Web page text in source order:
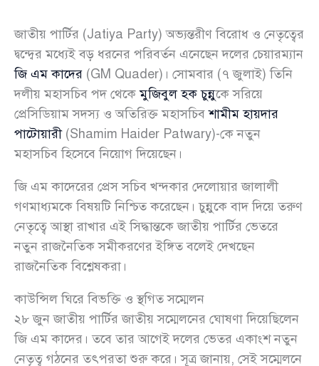
জাতীয় পার্টির (Jatiya Party) অভ্যন্তরীণ বিরোধ ও নেতৃত্বের
দ্বন্দ্বের মধ্যেই বড় ধরনের পরিবর্তন এনেছেন দলের চেয়ারম্যান
জি এম কাদের (GM Quader)। সোমবার (৭ জুলাই) তিনি
দলীয় মহাসচিব পদ থেকেমুজিবুল হক চুন্নুকে সরিয়ে
প্রেসিডিয়াম সদস্য ও অতিরিক্ত মহাসচিবশামীম হায়দার
পাটোয়ারী(Shamim Haider Patwary)-কে নতুন
মহাসচিব হিসেবে নিয়োগ দিয়েছেন।
জি এম কাদেরের প্রেস সচিব খন্দকার দেলোয়ার জালালী
গণমাধ্যমকে বিষয়টি নিশ্চিত করেছেন। চুন্নুকে বাদ দিয়ে তরুণ
নেতৃত্বে আস্থা রাখার এই সিদ্ধান্তকে জাতীয় পার্টির ভেতরে
নতুন রাজনৈতিক সমীকরণের ইঙ্গিত বলেই দেখছেন
রাজনৈতিক বিশ্লেষকরা।
কাউন্সিল ঘিরে বিভক্তি ও স্থগিত সম্মেলন
২৮ জুন জাতীয় পার্টির জাতীয় সম্মেলনের ঘোষণা দিয়েছিলেন
জি এম কাদের। তবে তার আগেই দলের ভেতর একাংশ নতুন
নেতৃত্ব গঠনের তৎপরতা শুরু করে। সূত্র জানায়, সেই সম্মেলনে